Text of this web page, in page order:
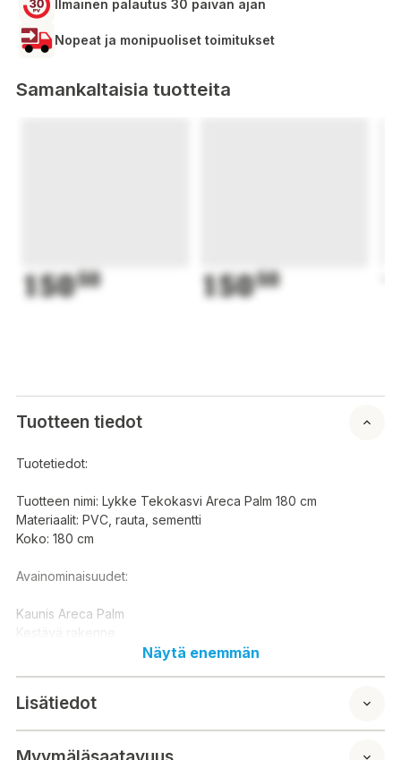
Ilmainen palautus 30 päivän ajan
Nopeat ja monipuoliset toimitukset
Samankaltaisia tuotteita
15050 15050
Tuotteen tiedot
Tuotetiedot:
Tuotteen nimi: Lykke Tekokasvi Areca Palm 180 cm
Materiaalit: PVC, rauta, sementti
Koko: 180 cm
Avainominaisuudet:
Kaunis Areca Palm
Kestävä rakenne
Huoleton sisustuselementti
Trooppinen tunnelma: Luodaan luonnollinen trooppinen ilme
Näytä enemmän
Lisätiedot